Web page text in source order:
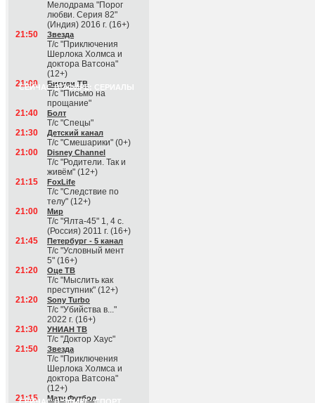
Мелодрама "Порог
любви. Серия 82"
(Индия) 2016 г. (16+)
21:50
Звезда
Т/с "Приключения
Шерлока Холмса и
доктора Ватсона"
(12+)
СЕЙЧАС В ЭФИРЕ: СЕРИАЛЫ
21:00 Бигуди ТВ
Т/с "Письмо на
прощание"
21:40
Болт
Т/с "Спецы"
21:30
Детский канал
Т/с "Смешарики" (0+)
21:00
Disney Channel
Т/с "Родители. Так и
живём" (12+)
21:15
FoxLife
Т/с "Следствие по
телу" (12+)
21:00
Мир
Т/с "Ялта-45" 1, 4 с.
(Россия) 2011 г. (16+)
21:45
Петербург - 5 канал
Т/с "Условный мент
5" (16+)
21:20
Оце ТВ
Т/с "Мыслить как
преступник" (12+)
21:20
Sony Turbo
Т/с "Убийства в..."
2022 г. (16+)
21:30
УНИАН ТВ
Т/с "Доктор Хаус"
21:50
Звезда
Т/с "Приключения
Шерлока Холмса и
доктора Ватсона"
(12+)
21:15 Матч Футбол